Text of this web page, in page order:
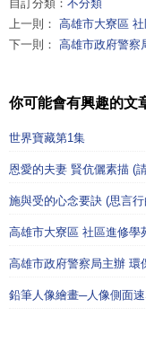
自訂分類： 不分類
上一則： 高雄市大寮區
下一則： 高雄市政府警察
你可能會有興趣的文
世界寶藏第1集
恩愛的夫妻 賢伉儷素描 (
施與受的心念要訣 (思言
高雄市大寮區 社區進修學
高雄市政府警察局主辦 環
鉛筆人像繪畫─人像側面